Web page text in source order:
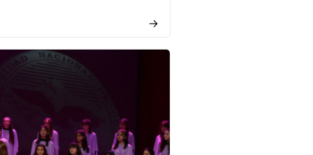
→